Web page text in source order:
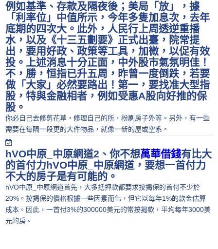
例如基準、存款及隔夜後；美局「放」，據
「利率位」中值所示，今年多隻加息次，去年
底期的四次大。此外，人民行上周透逆重播
水，以及《十三五劃要》正式出臺，院常提
出，要用好政、政策等工具，加微，以促有效
投。上述消息十分正面，中外股市氣氛明佳！
不，勝，恒指已升五周，昨曾一度倒跌，若要
做「大家」必然要路出！第一，要找准大型指
股，特與金融相者，例如受惠A股向好推的保
股。
你必自己去修剪花草，修理自己的所，粉刷房子外等。另外，有一些
需要在每隔一段更的大件物品，就像一新的屋或空系。
hVO中原_中原網道2、你不想萬華借錢有比大
的首付力hVO中原_中原網道，要想一首付力
不大的房子是有可能的。
hVO中原_中原網道首先，大多抵押款都要求按揭保的首付不少於
20%。按揭保的價格根據一些因素而化，但它以每年1%的款金估算
成本。因此，一首付3%的300000美元的常按揭款，平均每年3000美
元的房。